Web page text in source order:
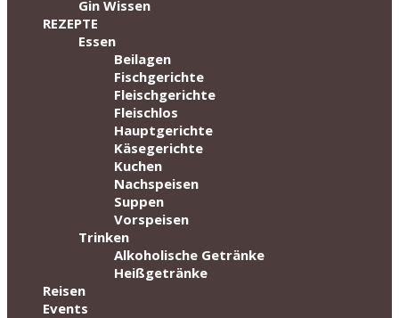
Gin Wissen
REZEPTE
Essen
Beilagen
Fischgerichte
Fleischgerichte
Fleischlos
Hauptgerichte
Käsegerichte
Kuchen
Nachspeisen
Suppen
Vorspeisen
Trinken
Alkoholische Getränke
Heißgetränke
Reisen
Events